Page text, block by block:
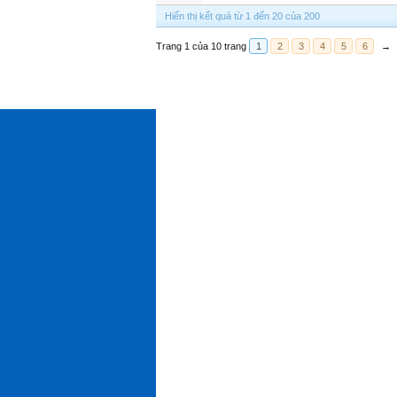
Hiển thị kết quả từ 1 đến 20 của 200
Trang 1 của 10 trang 1 2 3 4 5 6 →